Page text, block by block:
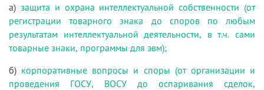
а) защита и охрана интеллектуальной собственности (от
регистрации товарного знака до споров по любым
результатам интеллектуальной деятельности, в т.ч. сами
товарные знаки, программы для эвм);
б) корпоративные вопросы и споры (от организации и
проведения ГОСУ, ВОСУ до оспаривания сделок,